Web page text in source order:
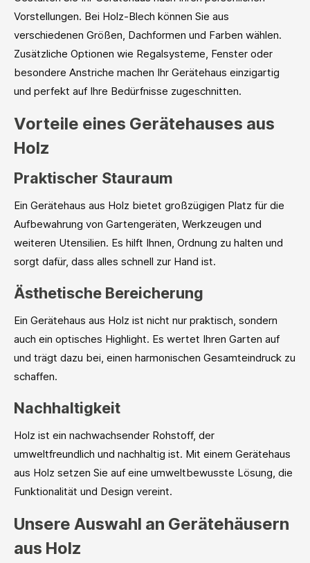
Vorstellungen. Bei Holz-Blech können Sie aus
verschiedenen Größen, Dachformen und Farben wählen.
Zusätzliche Optionen wie Regalsysteme, Fenster oder
besondere Anstriche machen Ihr Gerätehaus einzigartig
und perfekt auf Ihre Bedürfnisse zugeschnitten.
Vorteile eines Gerätehauses aus
Holz
Praktischer Stauraum
Ein Gerätehaus aus Holz bietet großzügigen Platz für die
Aufbewahrung von Gartengeräten, Werkzeugen und
weiteren Utensilien. Es hilft Ihnen, Ordnung zu halten und
sorgt dafür, dass alles schnell zur Hand ist.
Ästhetische Bereicherung
Ein Gerätehaus aus Holz ist nicht nur praktisch, sondern
auch ein optisches Highlight. Es wertet Ihren Garten auf
und trägt dazu bei, einen harmonischen Gesamteindruck zu
schaffen.
Nachhaltigkeit
Holz ist ein nachwachsender Rohstoff, der
umweltfreundlich und nachhaltig ist. Mit einem Gerätehaus
aus Holz setzen Sie auf eine umweltbewusste Lösung, die
Funktionalität und Design vereint.
Unsere Auswahl an Gerätehäusern
aus Holz